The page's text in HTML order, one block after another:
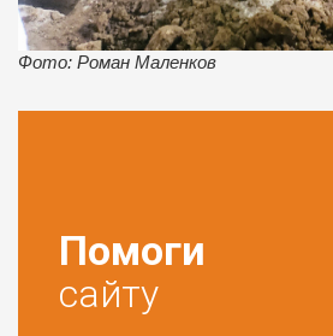
Фото: Роман Маленков
Помоги
сайту